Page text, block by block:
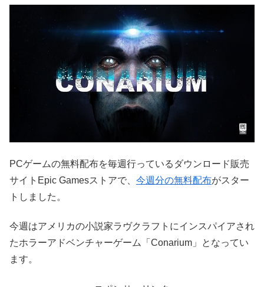
PCゲームの無料配布を毎週行っているダウンロード販売
サイトEpic Gamesストアで、 今週分の無料配布がスター
トしました。
今週はアメリカの小説家ラヴクラフトにインスパイアされ
たホラーアドベンチャーゲーム「Conarium」となってい
ます。